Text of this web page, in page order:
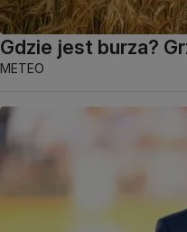
Gdzie jest burza?
METEO